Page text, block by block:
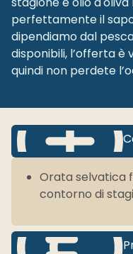
perfettamente il
dipendiamo dal
disponibili, l’offerta è
quindi non perdete
Orata selvatica
contorno di